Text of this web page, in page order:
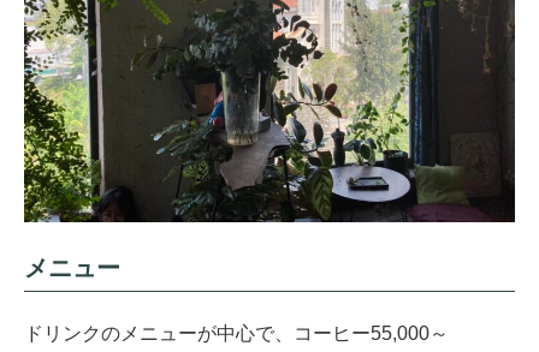
メニュー
ドリンクのメニューが中心で、コーヒー55,000～